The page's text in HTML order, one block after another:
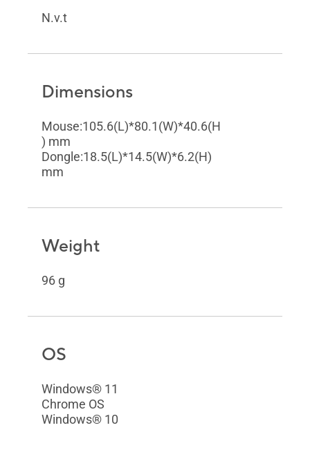
N.v.t
Dimensions
Mouse:105.6(L)*80.1(W)*40.6(H
) mm
Dongle:18.5(L)*14.5(W)*6.2(H)
mm
Weight
96 g
OS
Windows® 11
Chrome OS
Windows® 10